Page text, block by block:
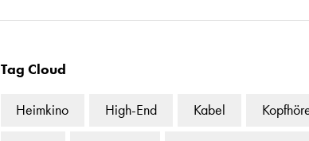
Tag Cloud
Heimkino High-End Kabel